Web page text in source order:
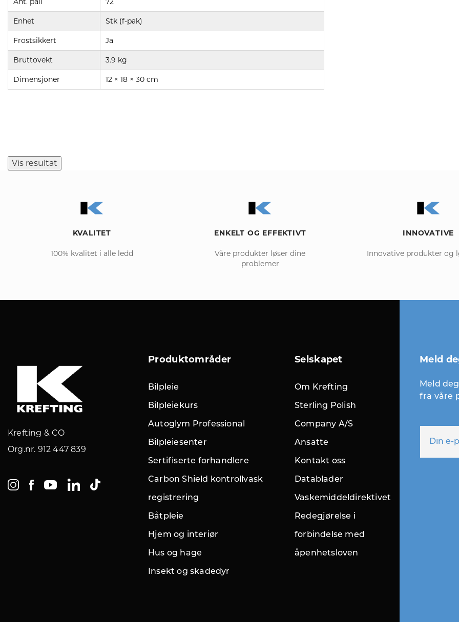
Enhet Stk (f-pak)
Frostsikkert Ja
Bruttovekt 3.9 kg
Dimensjoner 12 × 18 × 30 cm
Vis resultat
KVALITET
100% kvalitet i alle ledd
ENKELT OG EFFEKTIVT
Våre produkter løser dine
problemer
INNOVATIVE
Innovative produkter og
Krefting & CO
Org.nr. 912 447 839
Produktområder
Bilpleie
Bilpleiekurs
Autoglym Professional
Bilpleiesenter
Sertifiserte forhandlere
Carbon Shield kontrollvask
registrering
Båtpleie
Hjem og interiør
Hus og hage
Insekt og skadedyr
Selskapet
Om Krefting
Sterling Polish
Company A/S
Ansatte
Kontakt oss
Datablader
Vaskemiddeldirektivet
Redegjørelse i
forbindelse med
åpenhetsloven
Meld
Meld
fra våre